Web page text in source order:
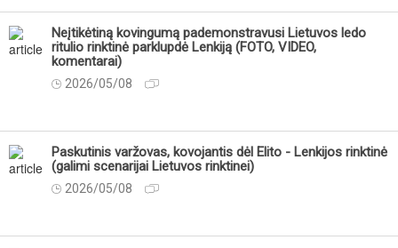
Neįtikėtiną kovingumą pademonstravusi Lietuvos ledo
ritulio rinktinė parklupdė Lenkiją (FOTO, VIDEO,
komentarai)
2026/05/08
Paskutinis varžovas, kovojantis dėl Elito - Lenkijos rinktinė
(galimi scenarijai Lietuvos rinktinei)
2026/05/08